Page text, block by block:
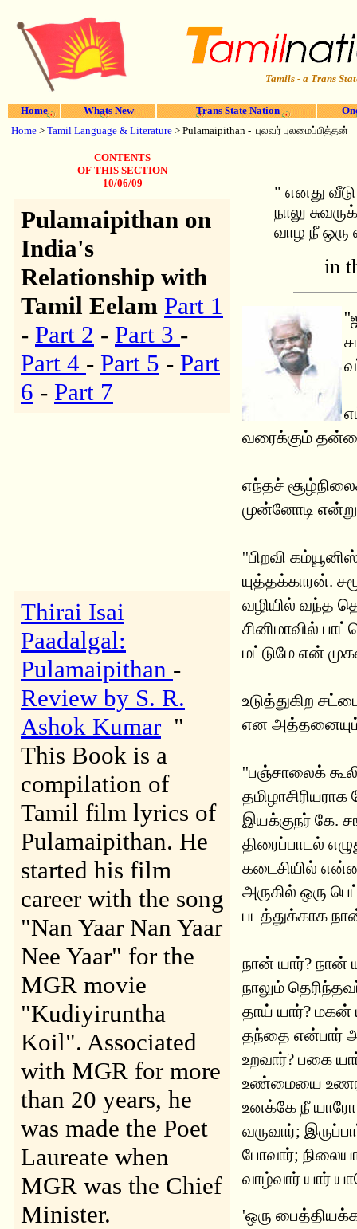
Tamils - a Trans
Home Whats New Trans State Nation
Home > Tamil Language & Literature > Pulamaipithan - புலவர் புலமைப்பித்தன்
CONTENTS
OF THIS SECTION
10/06/09
Pulamaipithan on
India's
Relationship with
Tamil Eelam Part 1
- Part 2 - Part 3 -
Part 4 - Part 5 - Part
6 - Part 7
Thirai Isai
Paadalgal:
Pulamaipithan -
Review by S. R.
Ashok Kumar "
This Book is a
compilation of
Tamil film lyrics of
Pulamaipithan. He
started his film
career with the song
"Nan Yaar Nan Yaar
Nee Yaar" for the
MGR movie
"Kudiyiruntha
Koil". Associated
with MGR for more
than 20 years, he
was made the Poet
Laureate when
MGR was the Chief
Minister.
" எனது
நாலு
வாழ நீ ஒரு
in
வரைக்கும்
எந்தச்
முன்னோடி
''பிறவி
யுத்தக்காரன்.
வழியில் வந்த
சினிமாவில்
மட்டுமே என்
உடுத்துகிற
என
''பஞ்சாலைக்
இயக்குநர் கே.
திரைப்பாடல்
கடைசியில்
அருகில் ஒரு
படத்துக்காக
நான் யார்? நான்
நாலும்
தாய் யார்? மகன்
தந்தை என்பார்
உறவார்? பகை
உண்மையை
உனக்கே நீ
வருவார்;
போவார்;
வாழ்வார் யார்
'ஒரு